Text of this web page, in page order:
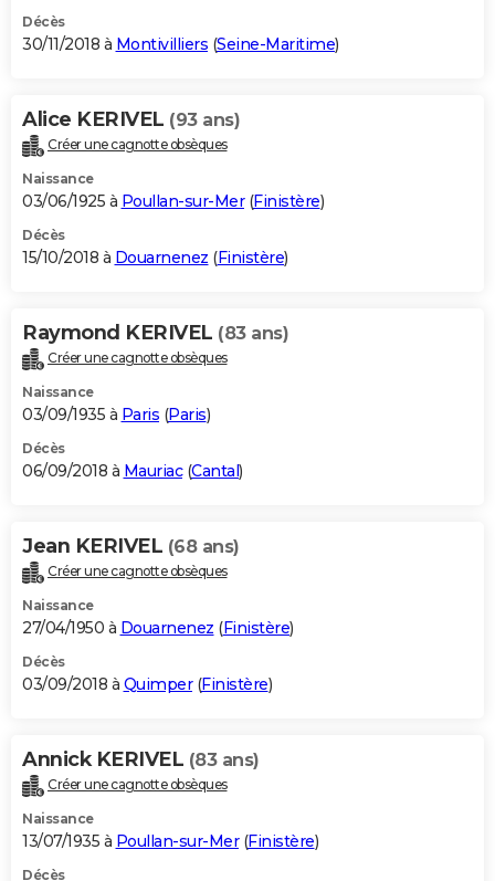
Décès
30/11/2018 à Montivilliers (Seine-Maritime)
Alice KERIVEL (93 ans)
Créer une cagnotte obsèques
Naissance
03/06/1925 à Poullan-sur-Mer(Finistère)
Décès
15/10/2018 à Douarnenez (Finistère)
Raymond KERIVEL (83 ans)
Créer une cagnotte obsèques
Naissance
03/09/1935 à Paris (Paris)
Décès
06/09/2018 à Mauriac(Cantal)
Jean KERIVEL (68 ans)
Créer une cagnotte obsèques
Naissance
27/04/1950 à Douarnenez (Finistère)
Décès
03/09/2018 à Quimper(Finistère)
Annick KERIVEL (83 ans)
Créer une cagnotte obsèques
Naissance
13/07/1935 à Poullan-sur-Mer(Finistère)
Décès